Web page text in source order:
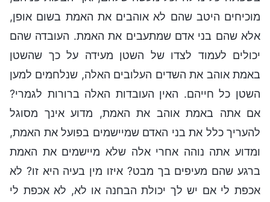
מוכיחים היטב שהם לא אוהבים את האמת בשום אופן,
אלא שהם בני אדם שמתעבים את האמת. העובדה שהם
יכולים לעמוד לצדו של השטן מעידה על כך שהשטן
באמת אוהב את השדים העלובים האלה, שנלחמים למען
השטן כל חייהם. האין העובדות האלה ברורות לגמרי?
אם אתה באמת אוהב את האמת, מדוע אינך מסוגל
להעריך כלל את בני האדם שמיישמים בפועל את האמת,
ומדוע אתה נוהה אחרי אלה שלא מיישמים את האמת
ברגע שהם מעיפים בך מבט? איזו מין בעיה היא זו? לא
אכפת לי אם יש לך יכולת הבחנה או לא, לא אכפת לי